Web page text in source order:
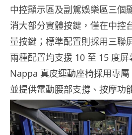
中控顯示區及副駕娛樂區三個
消大部分實體按鍵，僅在中控
量按鍵；標準配置則採用三聯
兩種配置均支援 10 至 15 度
Nappa 真皮運動座椅採用專屬
並提供電動腰部支撐、按摩功